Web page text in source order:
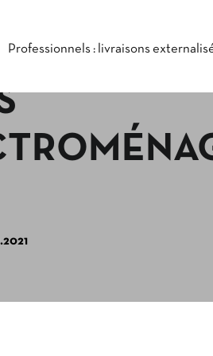
Professionnels : livraisons